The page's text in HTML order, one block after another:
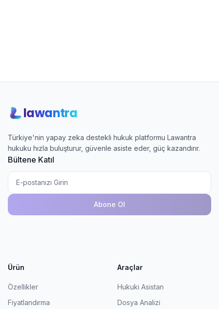
lawantra
Türkiye'nin yapay zeka destekli hukuk platformu Lawantra
hukuku hızla buluşturur, güvenle asiste eder, güç kazandırır.
Bültene Katıl
Abone Ol
Ürün
Özellikler
Fiyatlandırma
Araçlar
Hukuki Asistan
Dosya Analizi